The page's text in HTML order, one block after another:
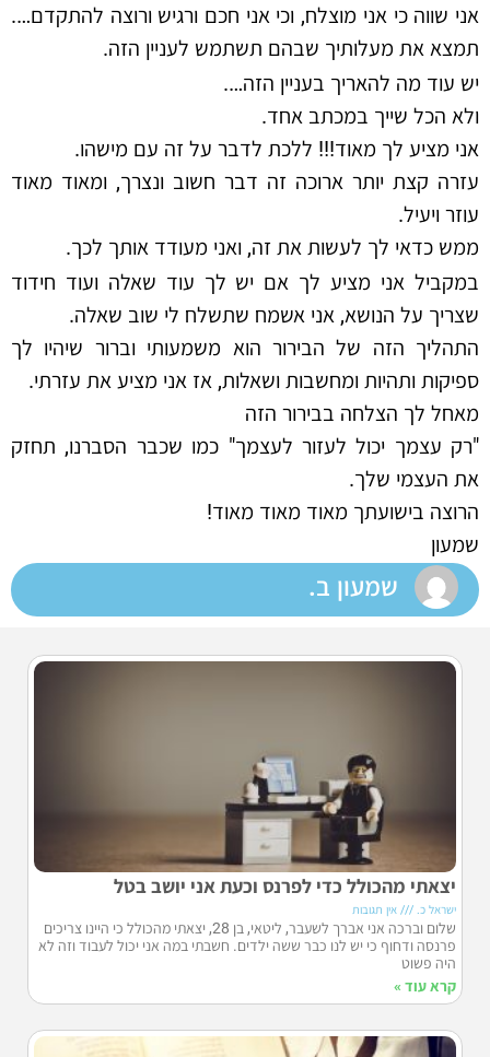
אני שווה כי אני מוצלח, וכי אני חכם ורגיש ורוצה להתקדם….
תמצא את מעלותיך שבהם תשתמש לעניין הזה.
יש עוד מה להאריך בעניין הזה….
ולא הכל שייך במכתב אחד.
אני מציע לך מאוד!!! ללכת לדבר על זה עם מישהו.
עזרה קצת יותר ארוכה זה דבר חשוב ונצרך, ומאוד מאוד
עוזר ויעיל.
ממש כדאי לך לעשות את זה, ואני מעודד אותך לכך.
במקביל אני מציע לך אם יש לך עוד שאלה ועוד חידוד
שצריך על הנושא, אני אשמח שתשלח לי שוב שאלה.
התהליך הזה של הבירור הוא משמעותי וברור שיהיו לך
ספיקות ותהיות ומחשבות ושאלות, אז אני מציע את עזרתי.
מאחל לך הצלחה בבירור הזה
"רק עצמך יכול לעזור לעצמך" כמו שכבר הסברנו, תחזק
את העצמי שלך.
הרוצה בישועתך מאוד מאוד מאוד!
שמעון
שמעון ב.
יצאתי מהכולל כדי לפרנס וכעת אני יושב בטל
ישראל כ. אין תגובות
שלום וברכה אני אברך לשעבר, ליטאי, בן 28, יצאתי מהכולל כי היינו צריכים
פרנסה ודחוף כי יש לנו כבר ששה ילדים. חשבתי במה אני יכול לעבוד וזה לא
היה פשוט
קרא עוד »